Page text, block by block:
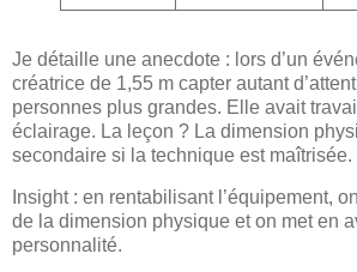
Je détaille une anecdote : lors d’un
créatrice de 1,55 m capter autant
personnes plus grandes. Elle avait
éclairage. La leçon ? La dimension
secondaire si la technique est maîtrisée.
Insight : en rentabilisant l’équipement,
de la dimension physique et on met en
personnalité.